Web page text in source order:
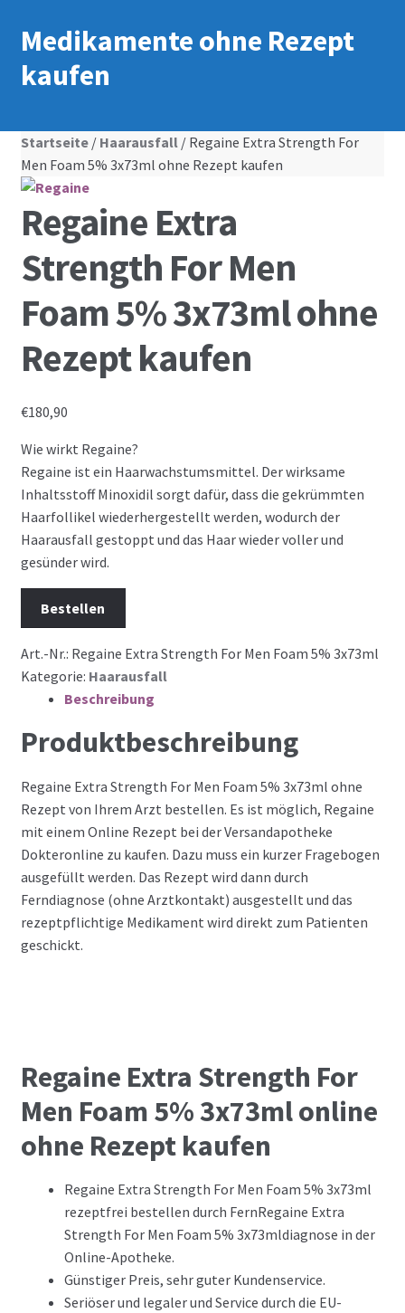
Medikamente ohne Rezept
kaufen
Startseite/ Haarausfall/ Regaine Extra Strength For
Men Foam 5% 3x73ml ohne Rezept kaufen
Regaine Extra
Strength For Men
Foam 5% 3x73ml ohne
Rezept kaufen
€180,90
Wie wirkt Regaine?
Regaine ist ein Haarwachstumsmittel. Der wirksame
Inhaltsstoff Minoxidil sorgt dafür, dass die gekrümmten
Haarfollikel wiederhergestellt werden, wodurch der
Haarausfall gestoppt und das Haar wieder voller und
gesünder wird.
Bestellen
Art.-Nr.: Regaine Extra Strength For Men Foam 5% 3x73ml
Kategorie: Haarausfall
Beschreibung
Produktbeschreibung
Regaine Extra Strength For Men Foam 5% 3x73ml ohne
Rezept von Ihrem Arzt bestellen. Es ist möglich, Regaine
mit einem Online Rezept bei der Versandapotheke
Dokteronline zu kaufen. Dazu muss ein kurzer Fragebogen
ausgefüllt werden. Das Rezept wird dann durch
Ferndiagnose (ohne Arztkontakt) ausgestellt und das
rezeptpflichtige Medikament wird direkt zum Patienten
geschickt.
Regaine Extra Strength For
Men Foam 5% 3x73ml online
ohne Rezept kaufen
Regaine Extra Strength For Men Foam 5% 3x73ml
rezeptfrei bestellen durch FernRegaine Extra
Strength For Men Foam 5% 3x73mldiagnose in der
Online-Apotheke.
Günstiger Preis, sehr guter Kundenservice.
Seriöser und legaler und Service durch die EU-